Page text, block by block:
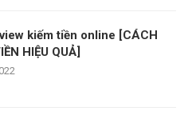
kiếm tiền online [CÁCH
HIỆU QUẢ]